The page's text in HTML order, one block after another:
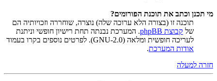
מי תכנן וכתב את תוכנת הפורומים?
תוכנה זו (בצורה הלא ערוכה שלה) נוצרה, שוחררה וזכויותיה הם
של קבוצת phpBB
. המערכת נבנתה תחת רישיון חופשי וניתנת
לעריכה חופשית ומלאה (GNU-2.0). לפרטים נוספים בקרו בעמוד
אודות המערכת.
חזרה למעלה